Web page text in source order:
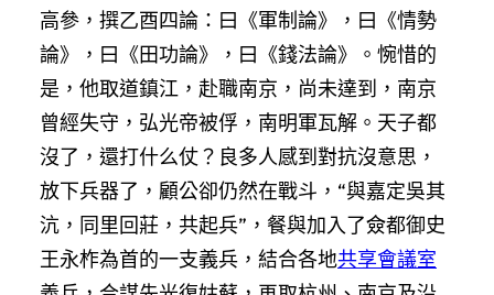
高參，撰乙酉四論：曰《軍制論》，曰《情勢
論》，曰《田功論》，曰《錢法論》。惋惜的
是，他取道鎮江，赴職南京，尚未達到，南京
曾經失守，弘光帝被俘，南明軍瓦解。天子都
沒了，還打什么仗？良多人感到對抗沒意思，
放下兵器了，顧公卻仍然在戰斗，“與嘉定吳其
沆，同里回莊，共起兵”，餐與加入了僉都御史
王永柞為首的一支義兵，結合各地共享會議室